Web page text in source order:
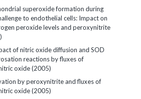
superoxide formation during
to endothelial cells: Impact on
peroxide levels and peroxynitrite
of nitric oxide diffusion and SOD
reactions by fluxes of
oxide (2005)
by peroxynitrite and fluxes of
oxide (2005)